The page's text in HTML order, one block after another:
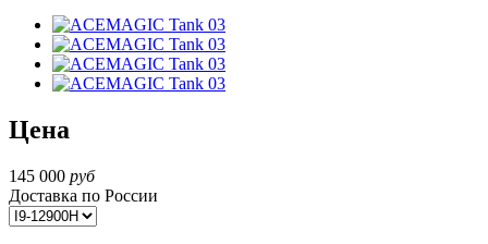
Цена
145 000 руб
Доставка по России